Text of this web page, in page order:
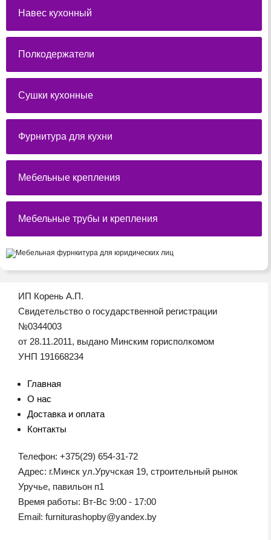
Навес кухонный
Полкодержатели
Сушки кухонные
Фурнитура для кухни
Мебельные крепления
Мебельные трубы и крепления
ИП Корень А.П.
Свидетельство о государственной регистрации
№0344003
от 28.11.2011, выдано Минским горисполкомом
УНП 191668234
Главная
О нас
Доставка и оплата
Контакты
Телефон: +375(29) 654-31-72
Адрес: г.Минск ул.Уручская 19, строительный рынок
Уручье, павильон п1
Время работы: Вт-Вс 9:00 - 17:00
Email: furniturashopby@yandex.by